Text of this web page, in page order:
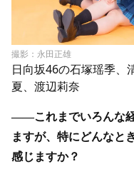
撮影：永田正雄
日向坂46の石塚瑶季、
夏、渡辺莉奈
――これまでいろんな
ますが、特にどんなと
感じますか？